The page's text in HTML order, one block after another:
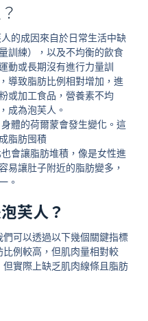
的成因來自於日常生活中缺
訓練），以及不均衡的飲食
動或長期沒有進行力量訓
導致脂肪比例相對增加，進
或加工食品，營養素不均
成為泡芙人。
體的荷爾蒙會發生變化。這
脂肪囤積
會讓脂肪堆積，像是女性進
易讓肚子附近的脂肪變多，
。
芙人？
可以透過以下幾個關鍵指標
例較高，但肌肉量相對較
實際上缺乏肌肉線條且脂肪